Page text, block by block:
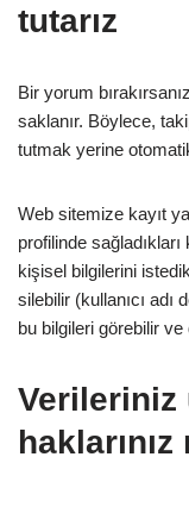
tutarız
Bir yorum
saklanır. Böylece,
tutmak yerine
Web sitemize kayıt
profilinde
kişisel bilgilerini
silebilir (kullanıcı
bu bilgileri görebilir ve
Verileriniz